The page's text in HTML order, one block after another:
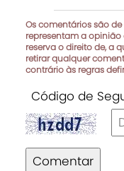
Os comentários são
representam a opinião
reserva o direito de, a
retirar qualquer
contrário às regras
Código de
Comentar